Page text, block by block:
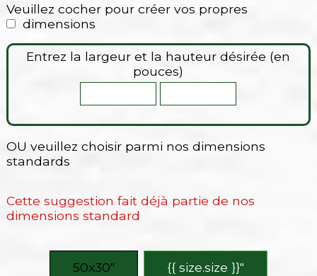
Veuillez cocher pour créer vos propres
dimensions
Entrez la largeur et la hauteur désirée (en
pouces)
OU veuillez choisir parmi nos dimensions
standards
Cette suggestion fait déjà partie de nos
dimensions standard
50x30″ {{ size.size }}″